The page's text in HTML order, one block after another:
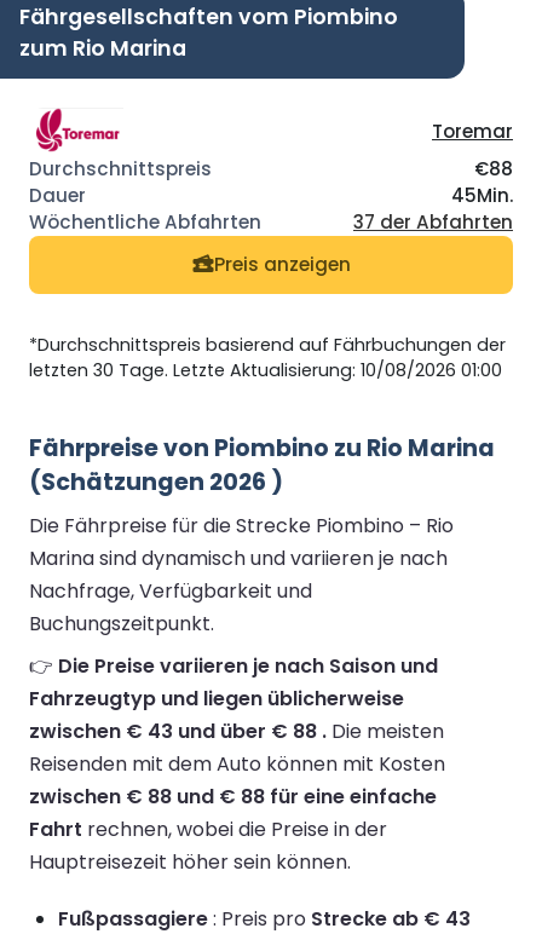
Fährgesellschaften vom Piombino
zum Rio Marina
Toremar
€88
45Min.
37 der Abfahrten
Preis anzeigen
*Durchschnittspreis basierend auf Fährbuchungen der
letzten 30 Tage. Letzte Aktualisierung: 10/08/2026 01:00
Fährpreise von Piombino zu Rio Marina
(Schätzungen 2026 )
Die Fährpreise für die Strecke Piombino – Rio
Marina sind dynamisch und variieren je nach
Nachfrage, Verfügbarkeit und
Buchungszeitpunkt.
👉 Die Preise variieren je nach Saison und
Fahrzeugtyp und liegen üblicherweise
zwischen € 43 und über € 88 . Die meisten
Reisenden mit dem Auto können mit Kosten
zwischen € 88 und € 88 für eine einfache
Fahrt rechnen, wobei die Preise in der
Hauptreisezeit höher sein können.
Fußpassagiere: Preis pro Strecke ab € 43